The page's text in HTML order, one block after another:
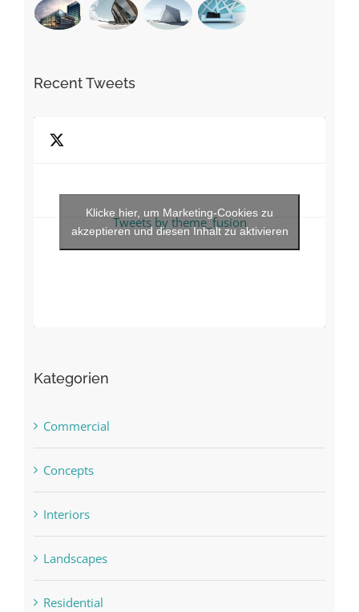
Recent Tweets
Tweets by theme_fusion
Klicke hier, um Marketing-Cookies zu
akzeptieren und diesen Inhalt zu aktivieren
Kategorien
Commercial
Concepts
Interiors
Landscapes
Residential